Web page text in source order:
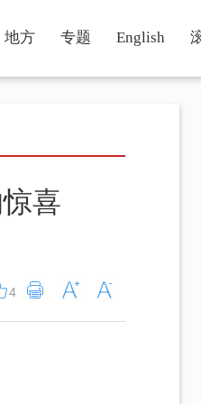
地方 专题 English
喜
4